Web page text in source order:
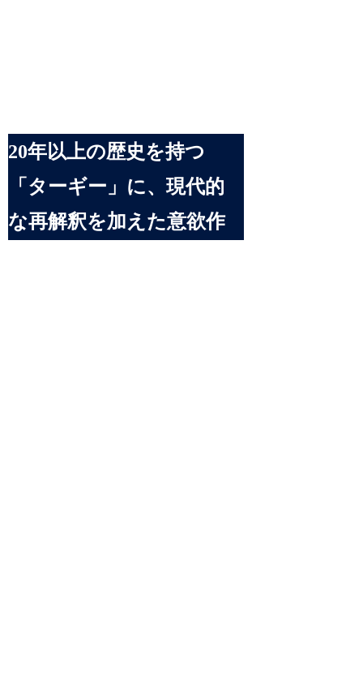
20年以上の歴史を持つ
「ターギー」に、現代的
な再解釈を加えた意欲作